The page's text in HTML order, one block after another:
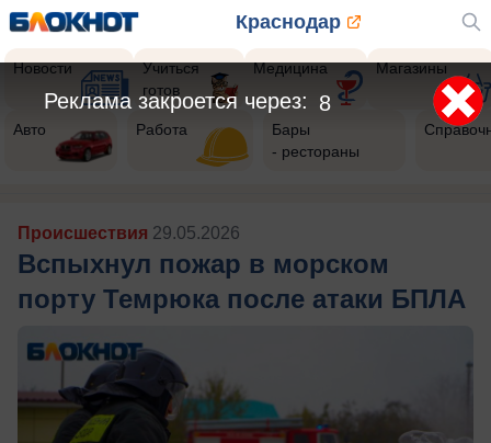
Краснодар
Новости
Учиться
готов
Медицина Магазины
Авто Работа
Бары
- рестораны
Происшествия 29.05.2026
Вспыхнул пожар в морском
порту Темрюка после атаки БПЛА
5
Реклама закроется через: